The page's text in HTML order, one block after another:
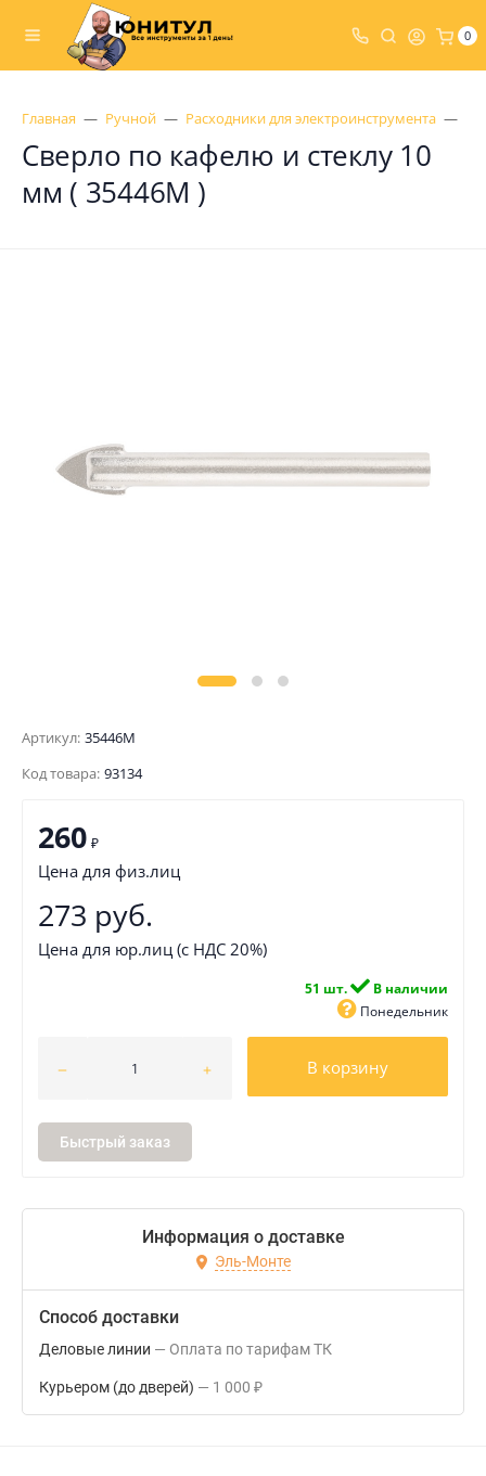
0
Главная Ручной Расходники для электроинструмента
Сверло по кафелю и стеклу 10
мм ( 35446М )
Артикул: 35446М
Код товара: 93134
260 ₽
Цена для физ.лиц
273 руб.
Цена для юр.лиц (с НДС 20%)
51 шт.
В наличии
Понедельник
В корзину
Быстрый заказ
Информация о доставке
Эль-Монте
Способ доставки
Деловые линии Оплата по тарифам ТК
Курьером (до дверей) 1 000 ₽